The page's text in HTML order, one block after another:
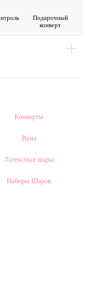
Подарочный
конверт
Конверты
Вазы
Латексные шары
Наборы Шаров